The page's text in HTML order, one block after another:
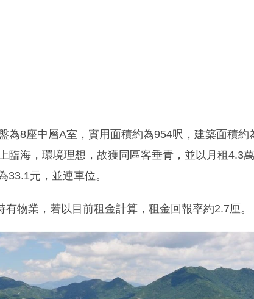
為8座中層A室，實用面積約為954呎，建築面積約
臨海，環境理想，故獲同區客垂青，並以月租4.3
33.1元，並連車位。
物業，若以目前租金計算，租金回報率約2.7厘。